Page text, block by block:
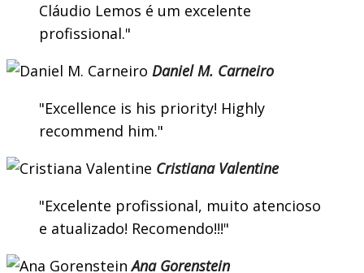
Cláudio Lemos é um excelente
profissional.
Daniel M. Carneiro
Excellence is his priority! Highly
recommend him.
Cristiana Valentine
Excelente profissional, muito atencioso
e atualizado! Recomendo!!!
Ana Gorenstein